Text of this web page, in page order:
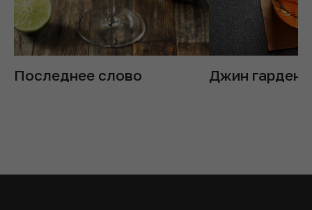
Последнее слово Джин гарден